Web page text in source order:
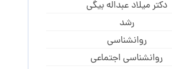
دکتر میلاد عبداله بیگی
رشد
روانشناسی
روانشناسی اجتماعی